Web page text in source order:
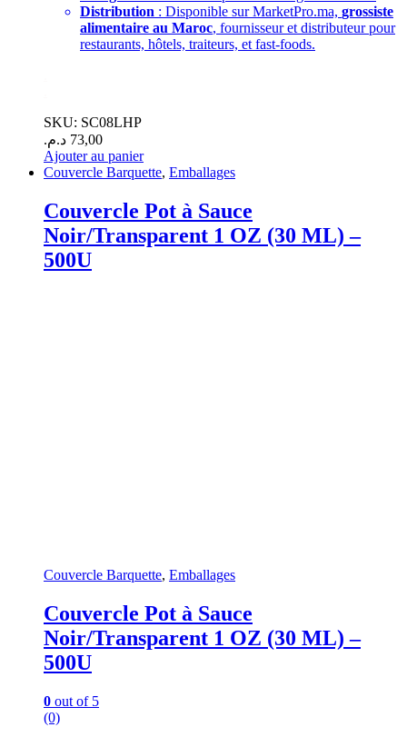
Distribution : Disponible sur MarketPro.ma, grossiste
alimentaire au Maroc, fournisseur et distributeur pour
restaurants, hôtels, traiteurs, et fast-foods.
SKU: SC08LHP
73,00 د.م.
Ajouter au panier
Couvercle Barquette, Emballages
Couvercle Pot à Sauce
Noir/Transparent 1 OZ (30 ML) –
500U
Couvercle Barquette, Emballages
Couvercle Pot à Sauce
Noir/Transparent 1 OZ (30 ML) –
500U
0 out of 5
(0)